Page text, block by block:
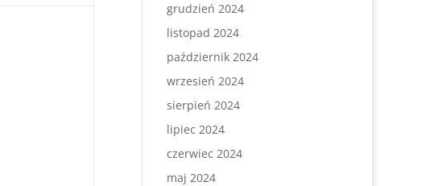
grudzień 2024
listopad 2024
październik 2024
wrzesień 2024
sierpień 2024
lipiec 2024
czerwiec 2024
maj 2024